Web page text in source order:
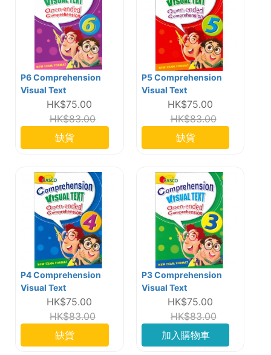
P6 Comprehension
Visual Text
HK$75.00
HK$83.00
缺貨
P5 Comprehension
Visual Text
HK$75.00
HK$83.00
缺貨
P4 Comprehension
Visual Text
HK$75.00
HK$83.00
缺貨
P3 Comprehension
Visual Text
HK$75.00
HK$83.00
加入購物車